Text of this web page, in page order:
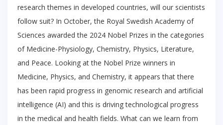
research themes in developed countries, will our scientists
follow suit? In October, the Royal Swedish Academy of
Sciences awarded the 2024 Nobel Prizes in the categories
of Medicine-Physiology, Chemistry, Physics, Literature,
and Peace. Looking at the Nobel Prize winners in
Medicine, Physics, and Chemistry, it appears that there
has been rapid progress in genomic research and artificial
intelligence (AI) and this is driving technological progress
in the medical and health fields. What can we learn from